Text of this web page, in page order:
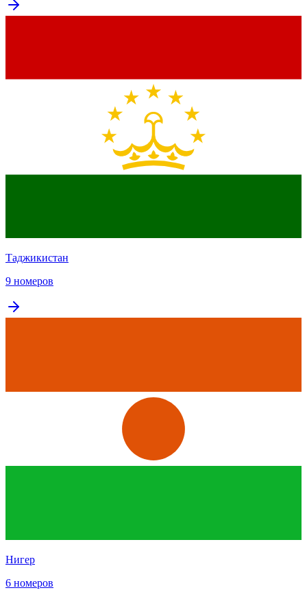
Таджикистан
9 номеров
Нигер
6 номеров